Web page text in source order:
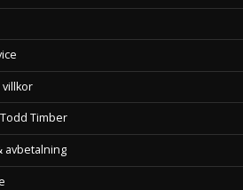
villkor
Timber
avbetalning